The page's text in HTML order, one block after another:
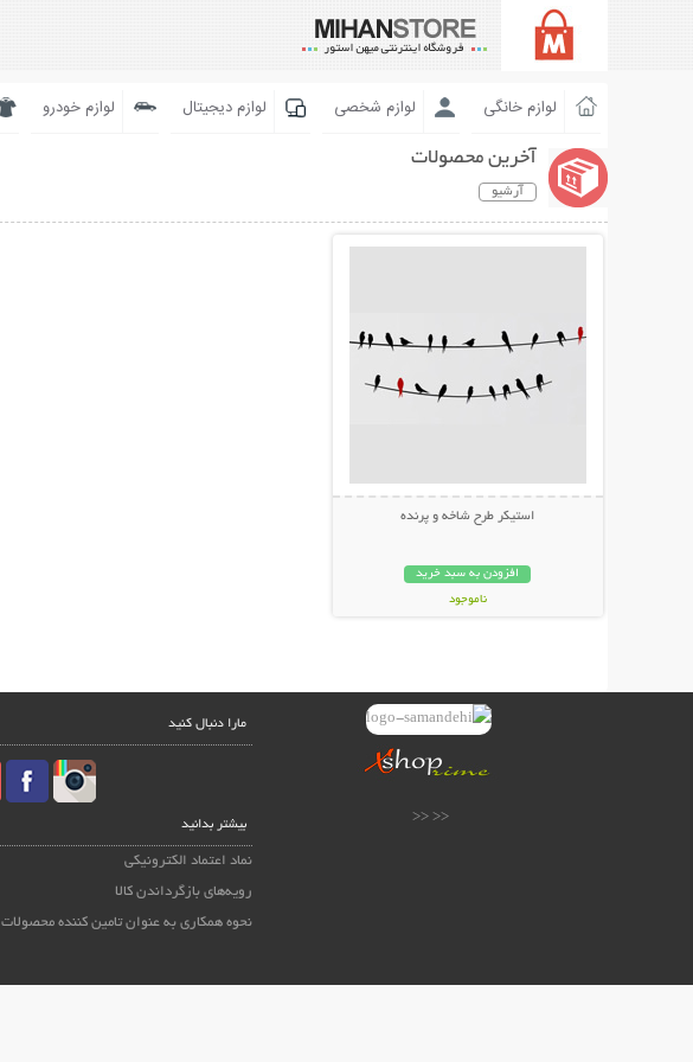
لوازم خانگی لوازم شخصی لوازم دیجیتال لوازم خودرو
آخرین محصولات
آرشیو
استیکر طرح شاخه و پرنده
افزودن به سبد خرید
ناموجود
<< <<
مارا دنبال کنید
بیشتر بدانید
نماد اعتماد الکترونیکی
رویه‌های بازگرداندن کالا
نحوه همکاری به عنوان تامین کننده محصولات